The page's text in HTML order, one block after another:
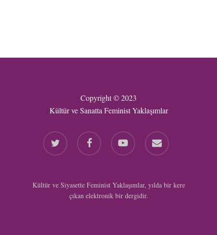
Copyright © 2023
Kültür ve Sanatta Feminist Yaklaşımlar
twitter facebook youtube email
Kültür ve Siyasette Feminist Yaklaşımlar, yılda bir kere
çıkan elektronik bir dergidir.